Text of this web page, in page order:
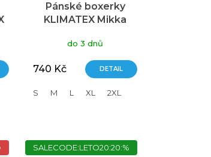
Pánské boxerky
KLIMATEX Mikka
do 3 dnů
740 Kč DETAIL
S M L XL 2XL
SALECODE:LETO20:20:%